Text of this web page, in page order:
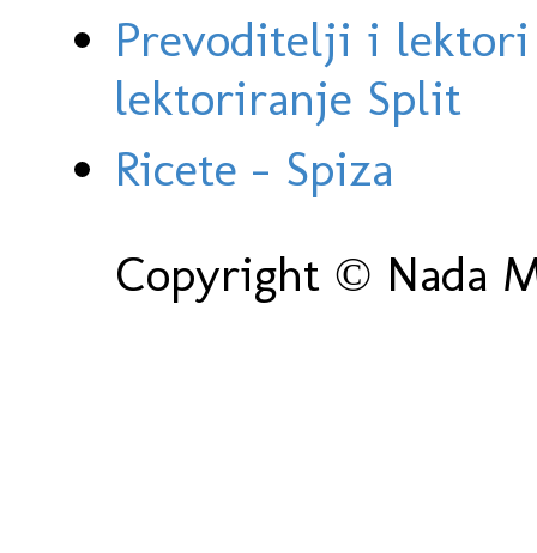
Prevoditelji i
lektoriranje Split
Ricete - Spiza
Copyright © Nada